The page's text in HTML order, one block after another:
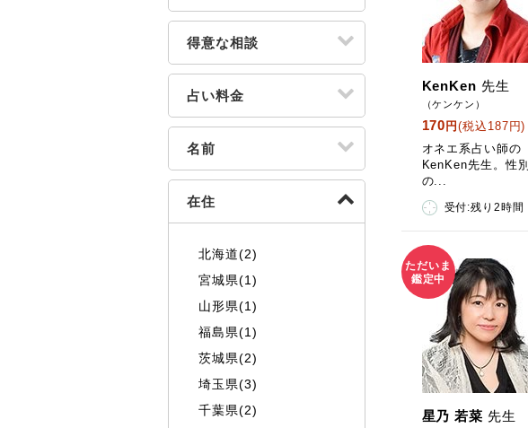
得意な相談
占い料金
名前
在住
北海道(2)
宮城県(1)
山形県(1)
福島県(1)
茨城県(2)
埼玉県(3)
千葉県(2)
KenKen 先生
（ケンケン）
170 円(税込187円)
オネエ系占い師の
KenKen先生。性別
の...
受付:残り2時間
星乃 若菜 先生
ただいま
鑑定中